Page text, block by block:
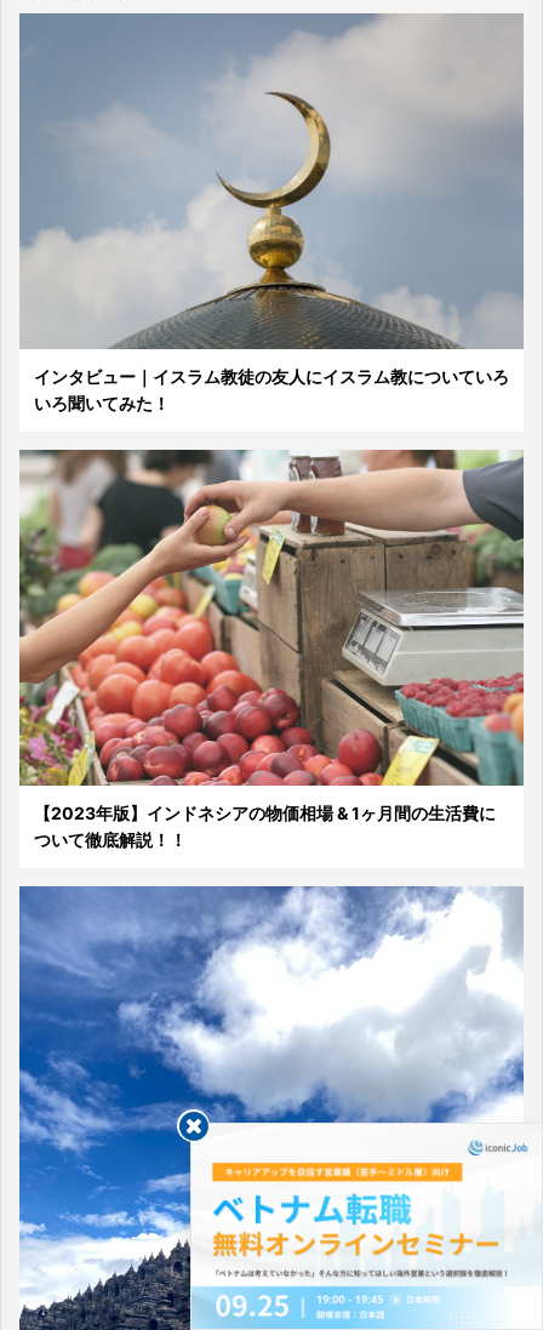
インタビュー｜イスラム教徒の友人にイスラム教についていろ
いろ聞いてみた！
【2023年版】インドネシアの物価相場 & 1ヶ月間の生活費に
ついて徹底解説！！